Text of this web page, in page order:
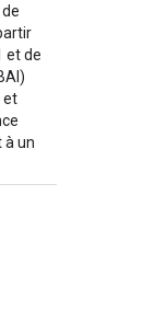
et de
et
à un